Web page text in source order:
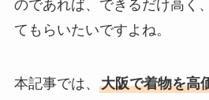
のであれば、できるだけ高く
てもらいたいですよね。
本記事では、 大阪で着物を高